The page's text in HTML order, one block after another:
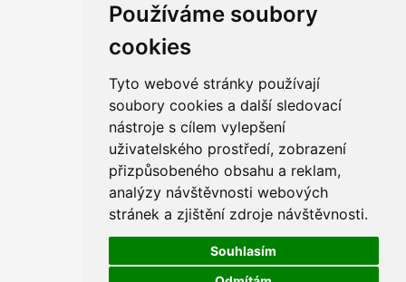
Používáme soubory
cookies
Tyto webové stránky používají
soubory cookies a další sledovací
nástroje s cílem vylepšení
uživatelského prostředí, zobrazení
přizpůsobeného obsahu a reklam,
analýzy návštěvnosti webových
stránek a zjištění zdroje návštěvnosti.
Souhlasím